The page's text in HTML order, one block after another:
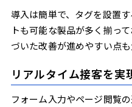
導入は簡単で、タグを設置
トも可能な製品が多く揃っ
づいた改善が進めやすい点も
リアルタイム接客を実
フォーム入力やページ閲覧